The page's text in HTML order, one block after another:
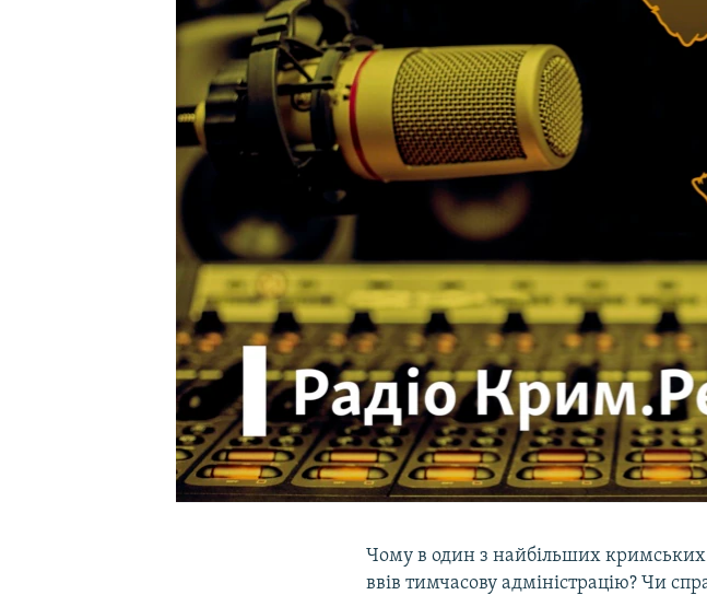
УКРАЇНСЬКА ПРОБЛЕМА КРИМУ
Чому в один з найбільших кримських
ввів тимчасову адміністрацію? Чи